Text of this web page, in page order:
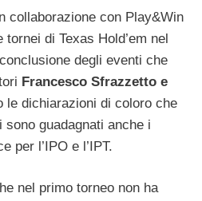
collaborazione con Play&Win
di Texas Hold’em nel
degli eventi che
Francesco Sfrazzetto e
le dichiarazioni di coloro che
guadagnati anche i
per l’IPO e l’IPT.
nel primo torneo non ha